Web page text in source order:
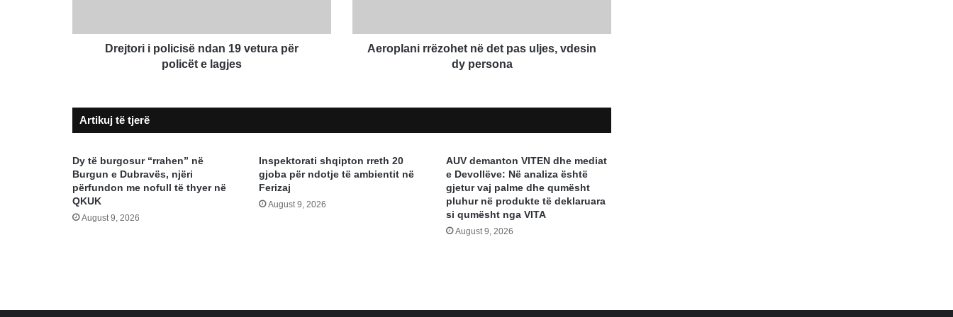
e
Drejtori i policisë ndan 19 vetura për
policët e lagjes
persona
Aeroplani rrëzohet në det pas uljes, vdesin
dy persona
Artikuj të tjerë
Dy të burgosur “rrahen” në
Burgun e Dubravës, njëri
përfundon me nofull të thyer në
QKUK
August 9, 2026
Inspektorati shqipton rreth 20
gjoba për ndotje të ambientit në
Ferizaj
August 9, 2026
AUV demanton VITEN dhe mediat
e Devollëve: Në analiza është
gjetur vaj palme dhe qumësht
pluhur në produkte të deklaruara
si qumësht nga VITA
August 9, 2026